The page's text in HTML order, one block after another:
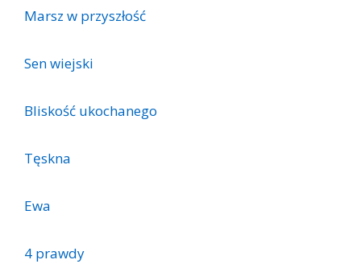
Marsz w przyszłość
Sen wiejski
Bliskość ukochanego
Tęskna
Ewa
4 prawdy